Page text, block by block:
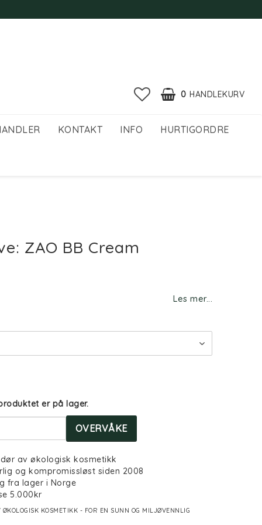
0 HANDLEKURV
KONTAKT INFO HURTIGORDRE
ZAO BB Cream
Les mer...
er på lager.
OVERVÅKE
av økologisk kosmetikk
og kompromissløst siden 2008
fra lager i Norge
5.000kr
KOSMETIKK - FOR EN SUNN OG MILJØVENNLIG